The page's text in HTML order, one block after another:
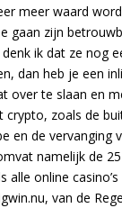
meer waard
gaan zijn
ik dat ze nog
dan heb je een
over te slaan en
crypto, zoals de
en de vervanging
namelijk de
alle online
van de